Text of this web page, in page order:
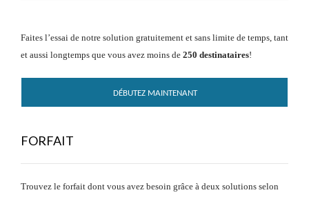
Faites l’essai de notre solution gratuitement et sans limite de temps, tant
et aussi longtemps que vous avez moins de 250 destinataires!
DÉBUTEZ MAINTENANT
FORFAIT
Trouvez le forfait dont vous avez besoin grâce à deux solutions selon